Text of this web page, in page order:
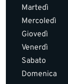
Martedì
Mercoledì
Giovedì
Venerdì
Sabato
Domenica